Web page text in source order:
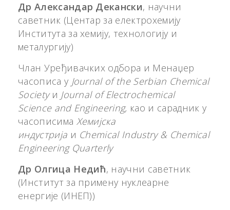
Др Александар Декански, научни
саветник (Центар за електрохемију
Института за хемију, технологију и
металургију)
Члан Уређивачких одбора и Менаџер
часописа у Journal of the Serbian Chemical
Societyи Journal of Electrochemical
Science and Engineering, као и сарадник у
часописима Хемијска
индустрија и Chemical Industry & Chemical
Engineering Quarterly
Др Олгица Недић, научни саветник
(Институт за примену нуклеарне
енергије (ИНЕП))